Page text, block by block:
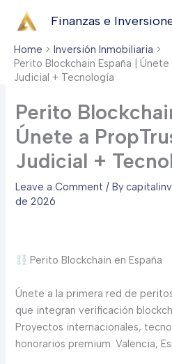
Finanzas e
Home
Inversión Inmobiliaria
Perito Blockchain España | Únete
Judicial + Tecnología
Perito
Únete a
Judicial +
Leave a Comment / By
de 2026
Perito Blockchain en España
Únete a la primera red de
que integran verificación
Proyectos internacionales,
honorarios premium. Valencia,